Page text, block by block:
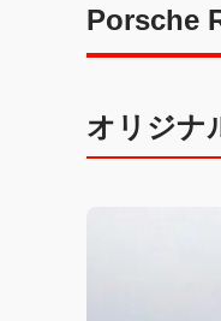
Porsche
オリジナ